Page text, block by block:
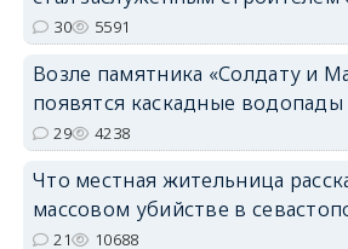
30 5591
Возле памятника «Солдату и
появятся каскадные водопады
29 4238
Что местная жительница
массовом убийстве в
21 10688